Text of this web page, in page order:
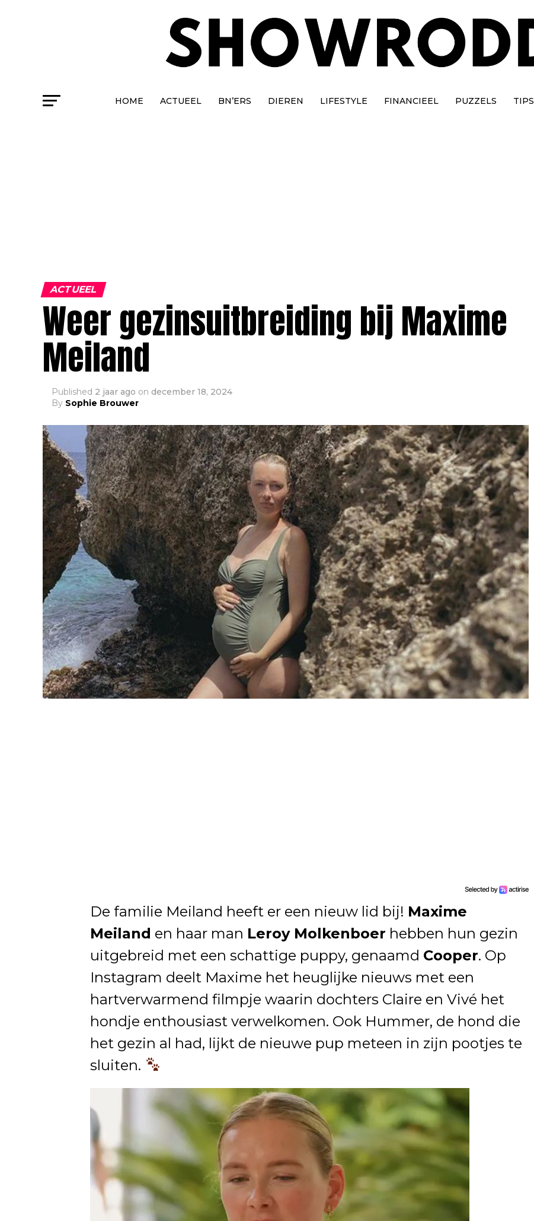
HOME ACTUEEL BN’ERS DIEREN LIFESTYLE FINANCIEEL PUZZELS TIPS
ACTUEEL
Weer gezinsuitbreiding bij Maxime
Meiland
Published 2 jaar ago on december 18, 2024
By Sophie Brouwer
De familie Meiland heeft er een nieuw lid bij! Maxime
Meiland en haar man Leroy Molkenboer hebben hun gezin
uitgebreid met een schattige puppy, genaamd Cooper. Op
Instagram deelt Maxime het heuglijke nieuws met een
hartverwarmend filmpje waarin dochters Claire en Vivé het
hondje enthousiast verwelkomen. Ook Hummer, de hond die
het gezin al had, lijkt de nieuwe pup meteen in zijn pootjes te
sluiten.